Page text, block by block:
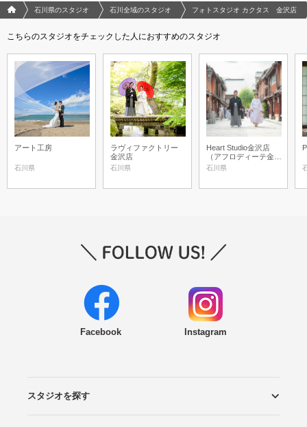
フォトウエディング/結婚写真のPhotorait ホーム
石川県のスタジオ 石川全域のスタジオ フォトスタジオ カクタス 金沢店
こちらのスタジオをチェックした人におすすめのスタジオ
アート工房
石川県
ラヴィファクトリー
金沢店
石川県
Heart Studio金沢店
（アフロディーテ金沢
店）
石川県
Facebook Instagram
スタジオを探す